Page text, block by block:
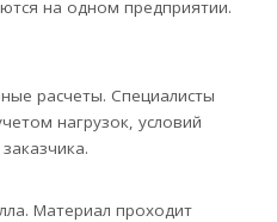
на одном предприятии.
расчеты. Специалисты
нагрузок, условий
Материал проходит